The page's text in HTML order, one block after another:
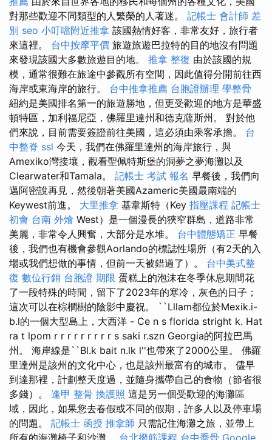
對那些歡迎不同類型的人繁榮的人著迷。 記帳士 會計師 差
別 seo 小叮噹附近推拿 該國熱情好客，非常友好，旅行者
來這裡。 台中按摩平價 旅遊旅遊巴拉特的目的地沒有問題
來發現該國大多數旅遊目的地。 推拿 整復 由於該國的規
模，通常很難在旅途中參觀所有空間，因此值得分開前往西
海岸或東海岸的旅行。 台中推拿推薦 台胞證辦理 學整骨
紐約是美國排名第一的旅遊勝地，但更受歡迎的地方是華盛
頓特區，加利福尼亞，佛羅里達州和德克薩斯州。 對於他
們來說，目前需要簽證前往美國，這必須由乘客承擔。 台
中整脊 ssl 今天，我們在佛羅里達州的海岸旅行，與
Amexiko灣接壤，觀看聖佩特斯堡的洞夢之夢海灘以及
Clearwater和Tamala。 記帳士 考試 報名 早餐後，我們向
邁阿密說再見，然後朝著美國Azameric美國最南端的
Keywest前進。 大里推拿 基韋斯特（Key 指壓課程 記帳士
初會 台南 外燴 West）是一個漫長的狹窄群島，道路非常
美麗，非常令人興奮，大部分是水堆。 台中體態矯正 早餐
後，我們也有機會參觀Aorlando的標誌性場所（有2天的入
場或我們想做的事情，但前一天被錯過了）。 台中美式整
復 數位行銷 台胞證 期限 蛋糕上的泡沫在冬季休息期間花
了一段特殊的時間，留下了2023年的寒冷，灰色的日子；
這次可以在棕櫚樹的陰影中慶祝。 ``Lllam都位於Mexik.i-
b.l的一個大型島上，大西洋 - Ce n s florida stright k. Hat
ra t lpom r r r r r r r r r s saki r.szn Georgia的阿拉巴馬
州。 海岸線是``Bl.k bait n.lk l''也帶來了2000公里。 佛羅
里達州是該州的文化中心，也是該州最富有的城市。 儘早
到達那裡，計劃整天度過，並隨身攜帶自己的食物（節省很
多錢）。 逢甲 整骨 換護照 這是另一個受歡迎的海灘區
域，因此，如果您去春假或不同的假期，許多人以及停車場
的問題。 記帳士 函授 推拿師 只需記住海灘之旅，並帶上
所有的海灘椅子和沙灘。 台北撥筋課程 台中喬骨 Google